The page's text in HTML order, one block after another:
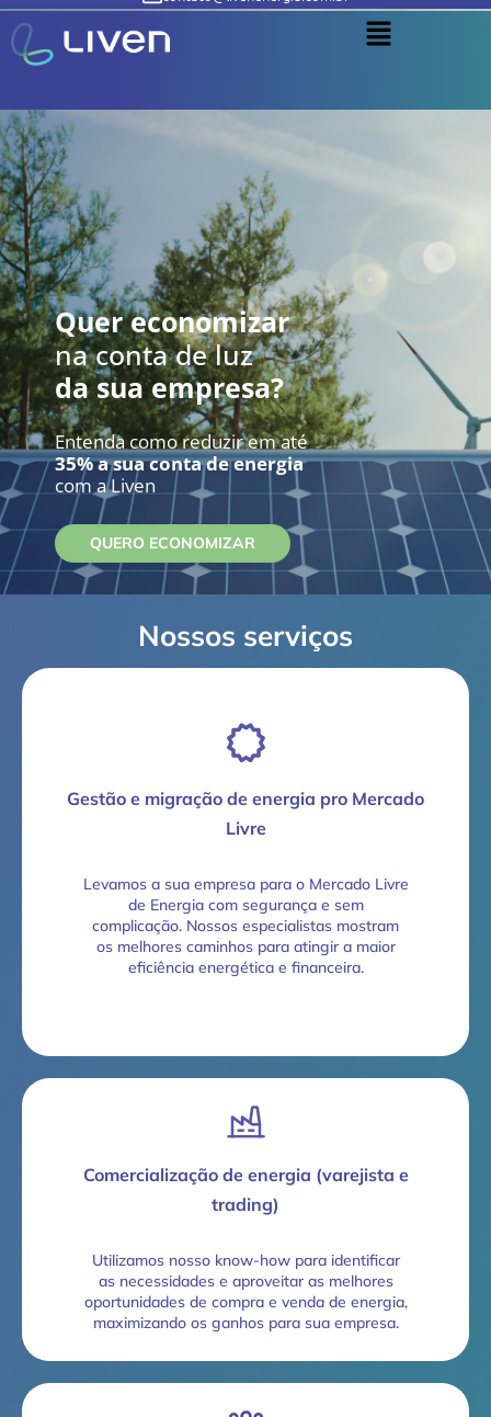
Quer economizar
na conta de luz
da sua empresa?
Entenda como reduzir em até
35% a sua conta de energia
com a Liven
QUERO ECONOMIZAR
Nossos serviços
Gestão e migração de energia pro Mercado
Livre
Levamos a sua empresa para o Mercado Livre
de Energia com segurança e sem
complicação. Nossos especialistas mostram
os melhores caminhos para atingir a maior
eficiência energética e financeira.
Comercialização de energia (varejista e
trading)
Utilizamos nosso know-how para identificar
as necessidades e aproveitar as melhores
oportunidades de compra e venda de energia,
maximizando os ganhos para sua empresa.